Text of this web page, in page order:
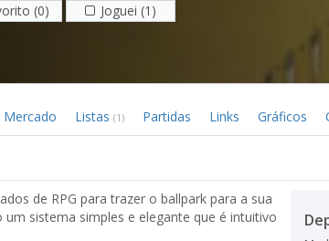
(0) Joguei (1)
Mercado Listas (1) Partidas Links Gráficos
de RPG para trazer o ballpark para a sua
sistema simples e elegante que é intuitivo